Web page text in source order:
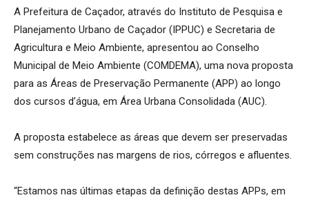
A Prefeitura de Caçador, através do Instituto de Pesquisa e
Planejamento Urbano de Caçador (IPPUC) e Secretaria de
Agricultura e Meio Ambiente, apresentou ao Conselho
Municipal de Meio Ambiente (COMDEMA), uma nova proposta
para as Áreas de Preservação Permanente (APP) ao longo
dos cursos d’água, em Área Urbana Consolidada (AUC).
A proposta estabelece as áreas que devem ser preservadas
sem construções nas margens de rios, córregos e afluentes.
“Estamos nas últimas etapas da definição destas APPs, em